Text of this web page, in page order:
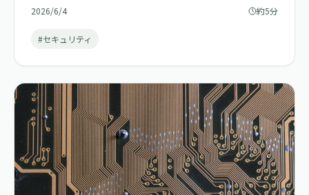
2026/6/4 約5分
#セキュリティ